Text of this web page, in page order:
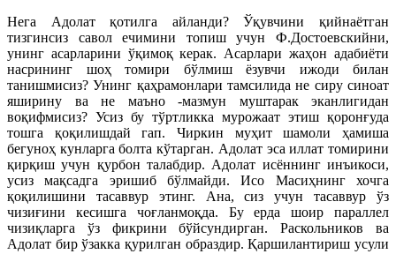
Нега Адолат қотилга айланди? Ўқувчини қийнаётган
тизгинсиз савол ечимини топиш учун Ф.Достоевскийни,
унинг асарларини ўқимоқ керак. Асарлари жаҳон адабиёти
насрининг шоҳ томири бўлмиш ёзувчи ижоди билан
танишмисиз? Унинг қаҳрамонлари тамсилида не сиру синоат
яширину ва не маъно -мазмун муштарак эканлигидан
воқифмисиз? Усиз бу тўртликка мурожаат этиш қоронғуда
тошга қоқилишдай гап. Чиркин муҳит шамоли ҳамиша
бегуноҳ кунларга болта кўтарган. Адолат эса иллат томирини
қирқиш учун қурбон талабдир. Адолат исённинг инъикоси,
усиз мақсадга эришиб бўлмайди. Исо Масиҳнинг хочга
қоқилишини тасаввур этинг. Ана, сиз учун тасаввур ўз
чизиғини кесишга чоғланмоқда. Бу ерда шоир параллел
чизиқларга ўз фикрини бўйсундирган. Раскольников ва
Адолат бир ўзакка қурилган образдир. Қаршилантириш усули